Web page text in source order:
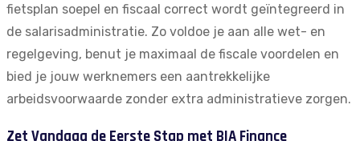
fietsplan soepel en fiscaal correct wordt geïntegreerd in
de salarisadministratie. Zo voldoe je aan alle wet- en
regelgeving, benut je maximaal de fiscale voordelen en
bied je jouw werknemers een aantrekkelijke
arbeidsvoorwaarde zonder extra administratieve zorgen.
Zet Vandaag de Eerste Stap met BIA Finance